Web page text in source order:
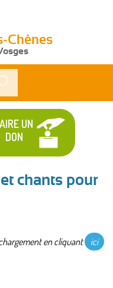
Chênes
UN
DON
chants pour
en cliquant ici